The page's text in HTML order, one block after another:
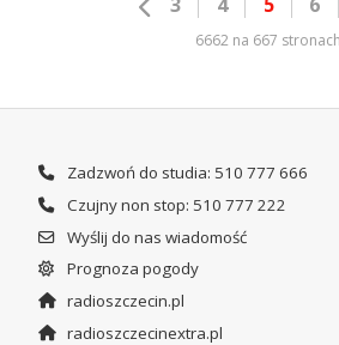
6662 na 667 stronach
Zadzwoń do studia: 510 777 666
Czujny non stop: 510 777 222
Wyślij do nas wiadomość
Prognoza pogody
radioszczecin.pl
radioszczecinextra.pl